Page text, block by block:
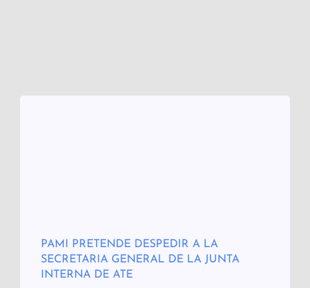
PAMI PRETENDE DESPEDIR A LA
SECRETARIA GENERAL DE LA JUNTA
INTERNA DE ATE